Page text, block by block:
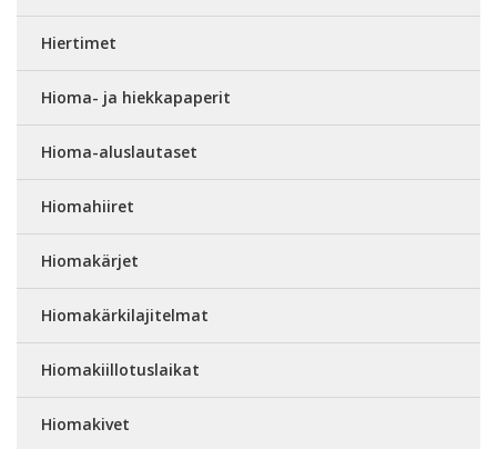
Hiertimet
Hioma- ja hiekkapaperit
Hioma-aluslautaset
Hiomahiiret
Hiomakärjet
Hiomakärkilajitelmat
Hiomakiillotuslaikat
Hiomakivet